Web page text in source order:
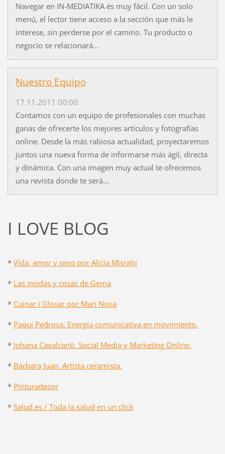
Navegar en IN-MEDIATIKA és muy fácil. Con un solo
menú, el lector tiene acceso a la sección que más le
interese, sin perderse por el camino. Tu producto o
negocio se relacionará...
Nuestro Equipo
17.11.2011 00:00
Contamos con un equipo de profesionales con muchas
ganas de ofrecerte los mejores artículos y fotografías
online. Desde la más rabiosa actualidad, proyectaremos
juntos una nueva forma de informarse más ágil, directa
y dinámica. Con una imagen muy actual te ofrecemos
una revista donde te será...
I LOVE BLOG
* Vida, amor y sexo por Alicia Misrahi
* Las modas y cosas de Gema
* Cuinar i Glosar por Mari Nova
* Paqui Pedrosa. Energía comunicativa en movimiento.
* Johana Cavalcanti. Social Media y Marketing Online.
* Bárbara Juan. Artista ceramista.
* Pinturadecor
* Salud.es / Toda la salud en un click